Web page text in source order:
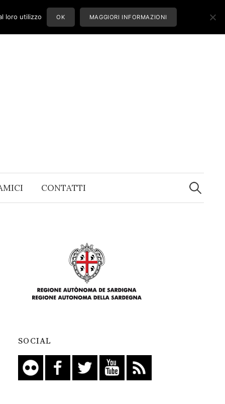
CONTATTI
Ricerca
per:
SOCIAL
loro utilizzo OK MAGGIORI INFORMAZIONI